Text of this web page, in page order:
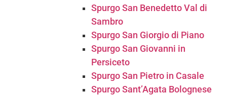
Spurgo San Benedetto Val di
Sambro
Spurgo San Giorgio di Piano
Spurgo San Giovanni in
Persiceto
Spurgo San Pietro in Casale
Spurgo Sant’Agata Bolognese